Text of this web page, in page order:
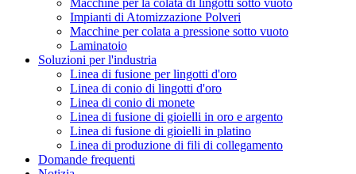
Macchine per la colata di lingotti sotto vuoto
Impianti di Atomizzazione Polveri
Macchine per colata a pressione sotto vuoto
Laminatoio
Soluzioni per l'industria
Linea di fusione per lingotti d'oro
Linea di conio di lingotti d'oro
Linea di conio di monete
Linea di fusione di gioielli in oro e argento
Linea di fusione di gioielli in platino
Linea di produzione di fili di collegamento
Domande frequenti